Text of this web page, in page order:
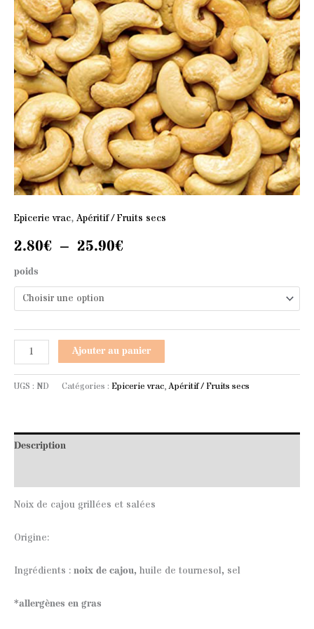
Epicerie vrac, Apéritif / Fruits secs
2.80€ – 25.90€
à
25.90€
poids
grillées
et
salées
Ajouter au panier
UGS : ND Catégories : Epicerie vrac,Apéritif / Fruits secs
Description
Noix de cajou grillées et salées
Origine:
Ingrédients : noix de cajou, huile de tournesol, sel
*allergènes en gras